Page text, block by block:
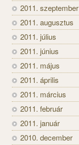
2011. szeptember
2011. augusztus
2011. július
2011. június
2011. május
2011. április
2011. március
2011. február
2011. január
2010. december